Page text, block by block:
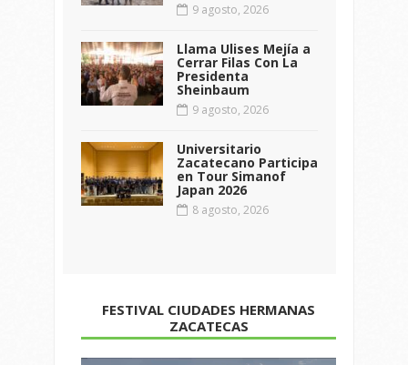
9 agosto, 2026
Llama Ulises Mejía a
Cerrar Filas Con La
Presidenta
Sheinbaum
9 agosto, 2026
Universitario
Zacatecano Participa
en Tour Simanof
Japan 2026
8 agosto, 2026
FESTIVAL CIUDADES HERMANAS
ZACATECAS